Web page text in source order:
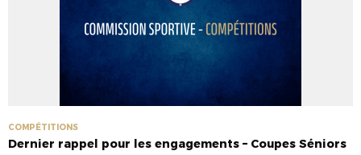
COMPÉTITIONS
Dernier rappel pour les engagements – Coupes Séniors